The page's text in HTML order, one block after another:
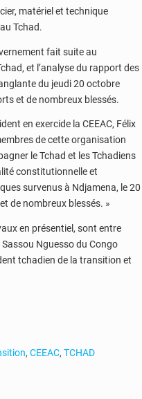
matériel et technique
Tchad.
fait suite au
et l’analyse du rapport des
du jeudi 20 octobre
et de nombreux blessés.
en exercide la CEEAC, Félix
de cette organisation
le Tchad et les Tchadiens
constitutionnelle et
survenus à Ndjamena, le 20
de nombreux blessés. »
en présentiel, sont entre
Sassou Nguesso du Congo
tchadien de la transition et
, CEEAC, TCHAD